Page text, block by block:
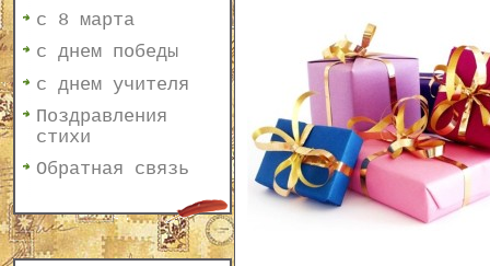
с 8 марта
с днем победы
с днем учителя
Поздравления
стихи
Обратная связь